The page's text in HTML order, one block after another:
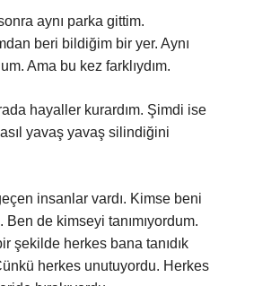
aynı parka gittim.
beri bildiğim bir yer. Aynı
Ama bu kez farklıydım.
hayaller kurardım. Şimdi ise
yavaş yavaş silindiğini
insanlar vardı. Kimse beni
Ben de kimseyi tanımıyordum.
şekilde herkes bana tanıdık
herkes unutuyordu. Herkes